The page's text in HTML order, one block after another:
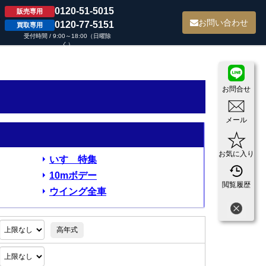
販売専用 0120-51-5015
買取専用 0120-77-5151
受付時間 / 9:00～18:00（日曜除
く）
お問い合わせ
お問合せ
メール
お気に入り
閲覧履歴
いすゞ特集
10mボデー
ウイング全車
高年式